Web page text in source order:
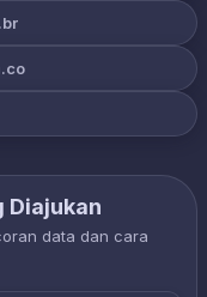
Diajukan
data dan cara